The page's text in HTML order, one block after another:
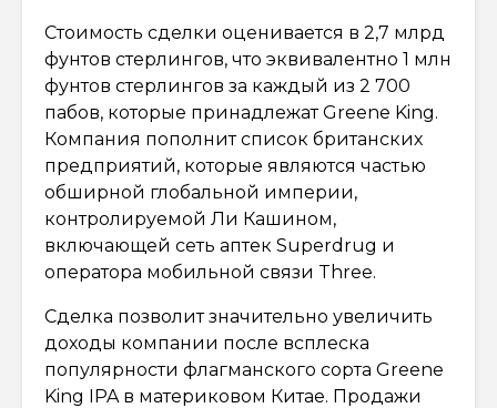
Стоимость сделки оценивается в 2,7 млрд
фунтов стерлингов, что эквивалентно 1 млн
фунтов стерлингов за каждый из 2 700
пабов, которые принадлежат Greene King.
Компания пополнит список британских
предприятий, которые являются частью
обширной глобальной империи,
контролируемой Ли Кашином,
включающей сеть аптек Superdrug и
оператора мобильной связи Three.
Сделка позволит значительно увеличить
доходы компании после всплеска
популярности флагманского сорта Greene
King IPA в материковом Китае. Продажи